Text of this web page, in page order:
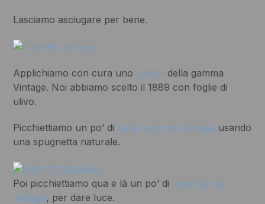
Lasciamo asciugare per bene.
Applichiamo con cura uno stencildella gamma
Vintage. Noi abbiamo scelto il 1889 con foglie di
ulivo.
Picchiettiamo un po’ di cera marrone Vintage usando
una spugnetta naturale.
Poi picchiettiamo qua e là un po’ di cera bianca
Vintage, per dare luce.